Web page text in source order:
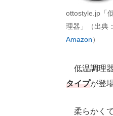
ottostyle.jp「
理器」（出典：
Amazon）
低温調理器
タイプが登
柔らかく